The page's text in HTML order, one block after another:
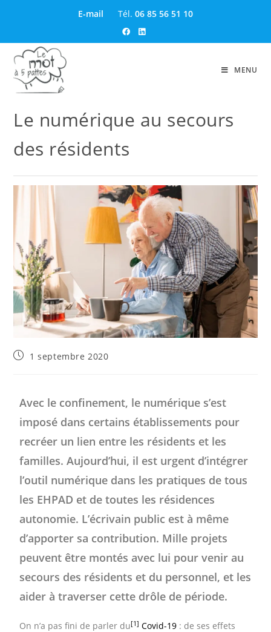
E-mail Tél. 06 85 56 51 10
MENU
Le numérique au secours
des résidents
1 septembre 2020
Avec le confinement, le numérique s’est
imposé dans certains établissements pour
recréer un lien entre les résidents et les
familles. Aujourd’hui, il est urgent d’intégrer
l’outil numérique dans les pratiques de tous
les EHPAD et de toutes les résidences
autonomie. L’écrivain public est à même
d’apporter sa contribution. Mille projets
peuvent être montés avec lui pour venir au
secours des résidents et du personnel, et les
aider à traverser cette drôle de période.
On n’a pas fini de parler du[1] Covid-19 : de ses effets